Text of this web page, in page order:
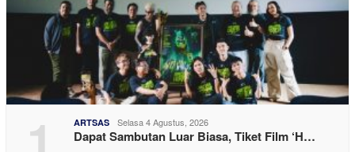
ARTSAS Selasa 4 Agustus, 2026
Dapat Sambutan Luar Biasa, Tiket Film ‘H…